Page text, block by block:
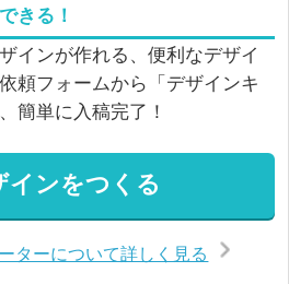
きる！
インが作れる、便利なデザイ
頼フォームから「デザインキ
簡単に入稿完了！
インをつくる
ターについて詳しく見る